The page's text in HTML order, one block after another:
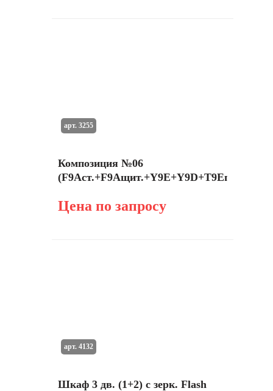
Композиция №06
Цена по запросу
арт. 3255
Шкаф 3 дв. (1+2) с зерк. Flash
арт. 4132